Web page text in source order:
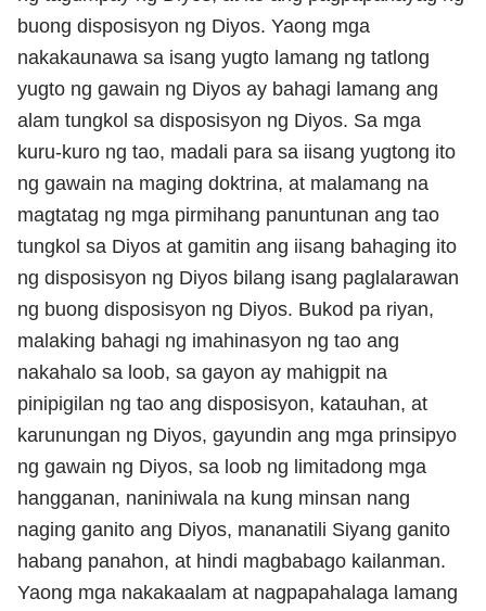
buong disposisyon ng Diyos. Yaong mga
nakakaunawa sa isang yugto lamang ng tatlong
yugto ng gawain ng Diyos ay bahagi lamang ang
alam tungkol sa disposisyon ng Diyos. Sa mga
kuru-kuro ng tao, madali para sa iisang yugtong ito
ng gawain na maging doktrina, at malamang na
magtatag ng mga pirmihang panuntunan ang tao
tungkol sa Diyos at gamitin ang iisang bahaging ito
ng disposisyon ng Diyos bilang isang paglalarawan
ng buong disposisyon ng Diyos. Bukod pa riyan,
malaking bahagi ng imahinasyon ng tao ang
nakahalo sa loob, sa gayon ay mahigpit na
pinipigilan ng tao ang disposisyon, katauhan, at
karunungan ng Diyos, gayundin ang mga prinsipyo
ng gawain ng Diyos, sa loob ng limitadong mga
hangganan, naniniwala na kung minsan nang
naging ganito ang Diyos, mananatili Siyang ganito
habang panahon, at hindi magbabago kailanman.
Yaong mga nakakaalam at nagpapahalaga lamang